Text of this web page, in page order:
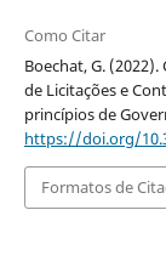
Como Citar
Boechat, G.
de Licitações e
princípios de
https://doi.org/
Formatos de